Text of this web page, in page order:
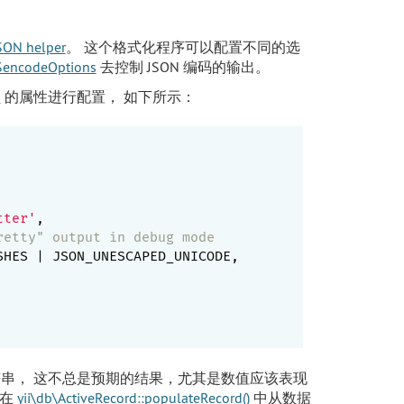
helper。 这个格式化程序可以配置不同的选
去控制 JSON 编码的输出。
的属性进行配置， 如下所示：
,
output in debug mode
| JSON_UNESCAPED_UNICODE,
， 这不总是预期的结果，尤其是数值应该表现
yii\db\ActiveRecord::populateRecord()中从数据